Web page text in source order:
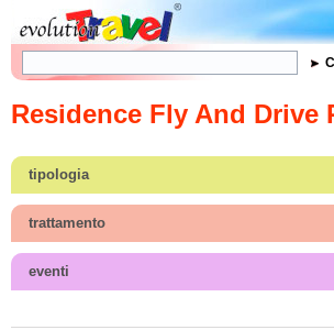
Form di ricerca
Cerca
Residence Fly And Drive
tipologia
trattamento
eventi